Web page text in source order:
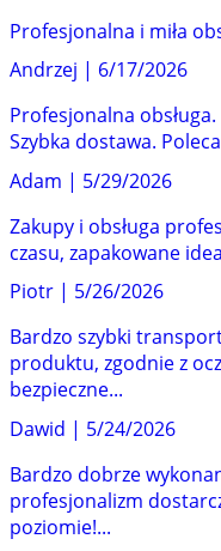
Profesjonalna i miła
Andrzej | 6/17/2026
Profesjonalna
Szybka dostawa.
Adam | 5/29/2026
Zakupy i obsługa
czasu, zapakowane
Piotr | 5/26/2026
Bardzo szybki
produktu, zgodnie z
bezpieczne...
Dawid | 5/24/2026
Bardzo dobrze
profesjonalizm
poziomie!...